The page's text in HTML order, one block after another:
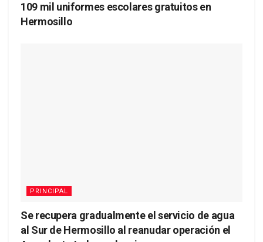
109 mil uniformes escolares gratuitos en
Hermosillo
PRINCIPAL
Se recupera gradualmente el servicio de agua
al Sur de Hermosillo al reanudar operación el